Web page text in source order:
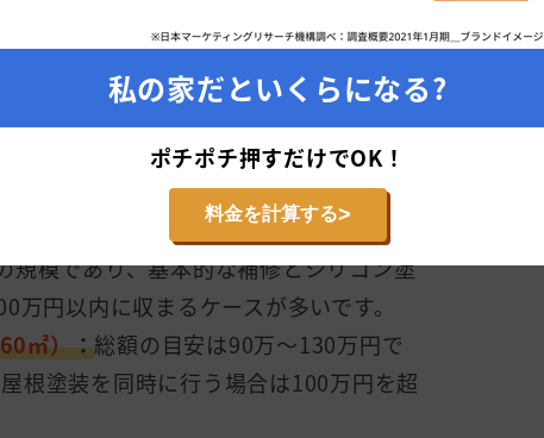
装の適正相場と耐用年数の関係性
㎡） 」と「 使用する塗料のグレード」に
な戸建て住宅における、坪数別の費用目
下の通りです。
㎡）
総額の目安は70万〜100万円で
規模であり、基本的な補修とシリコン塗
万円以内に収まるケースが多いです。
㎡）：総額の目安は90万〜130万円で
根塗装を同時に行う場合は100万円を超
私の家だといくらになる?
ポチポチ押すだけでOK！
料金を計算する>